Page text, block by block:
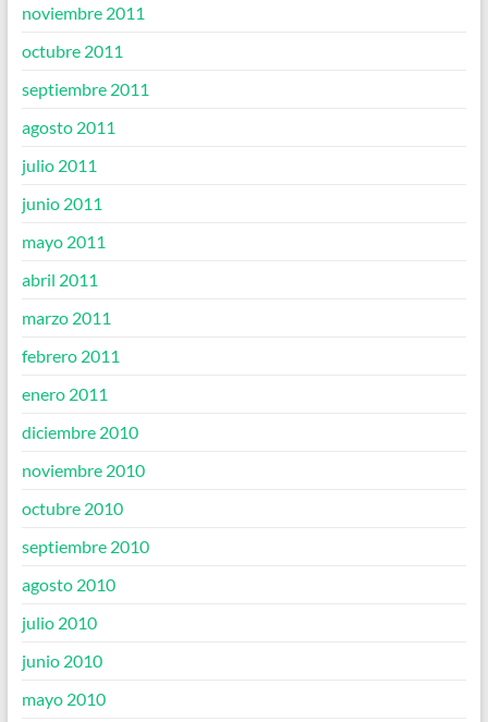
noviembre 2011
octubre 2011
septiembre 2011
agosto 2011
julio 2011
junio 2011
mayo 2011
abril 2011
marzo 2011
febrero 2011
enero 2011
diciembre 2010
noviembre 2010
octubre 2010
septiembre 2010
agosto 2010
julio 2010
junio 2010
mayo 2010